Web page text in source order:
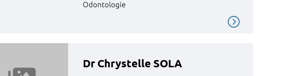
Odontologie
Dr Chrystelle SOLA